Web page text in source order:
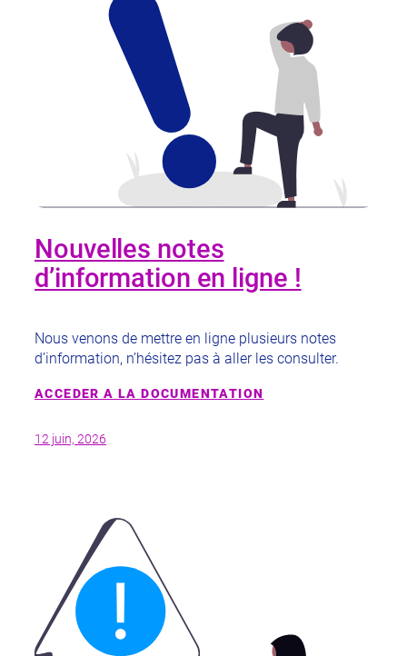
Nouvelles notes
d’information en ligne !
Nous venons de mettre en ligne plusieurs notes
d’information, n’hésitez pas à aller les consulter.
ACCEDER A LA DOCUMENTATION
12 juin, 2026